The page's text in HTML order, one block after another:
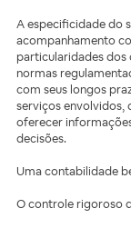
A especificidade do
acompanhamento
particularidades dos
normas
com seus longos
serviços envolvidos,
oferecer
decisões.
Uma contabilidade
O controle rigoroso